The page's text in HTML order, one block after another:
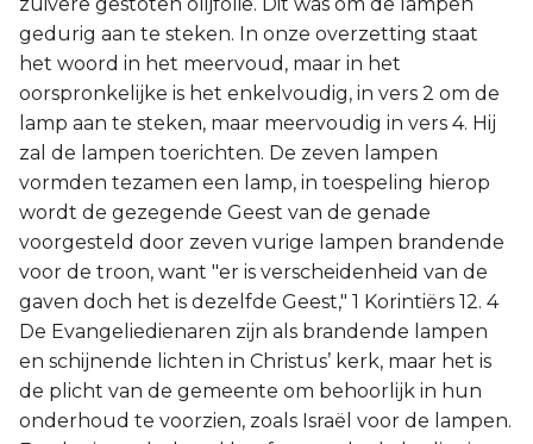
gedurig aan te steken. In onze overzetting staat
het woord in het meervoud, maar in het
oorspronkelijke is het enkelvoudig, in vers 2 om de
lamp aan te steken, maar meervoudig in vers 4. Hij
zal de lampen toerichten. De zeven lampen
vormden tezamen een lamp, in toespeling hierop
wordt de gezegende Geest van de genade
voorgesteld door zeven vurige lampen brandende
voor de troon, want "er is verscheidenheid van de
gaven doch het is dezelfde Geest," 1 Korintiërs 12. 4
De Evangeliedienaren zijn als brandende lampen
en schijnende lichten in Christus’ kerk, maar het is
de plicht van de gemeente om behoorlijk in hun
onderhoud te voorzien, zoals Israël voor de lampen.